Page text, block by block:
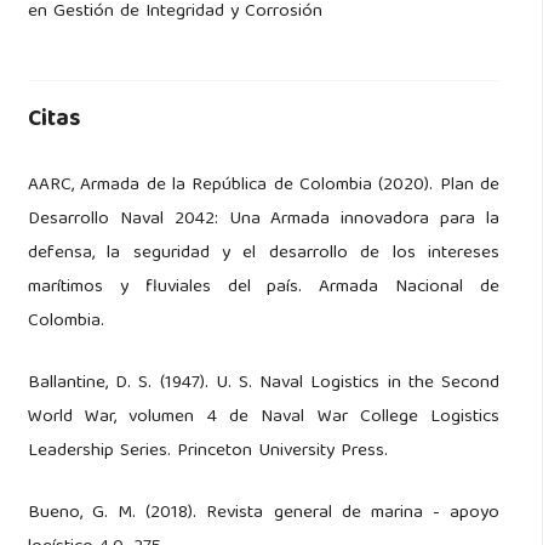
en Gestión de Integridad y Corrosión
Citas
AARC, Armada de la República de Colombia (2020). Plan de
Desarrollo Naval 2042: Una Armada innovadora para la
defensa, la seguridad y el desarrollo de los intereses
marítimos y fluviales del país. Armada Nacional de
Colombia.
Ballantine, D. S. (1947). U. S. Naval Logistics in the Second
World War, volumen 4 de Naval War College Logistics
Leadership Series. Princeton University Press.
Bueno, G. M. (2018). Revista general de marina - apoyo